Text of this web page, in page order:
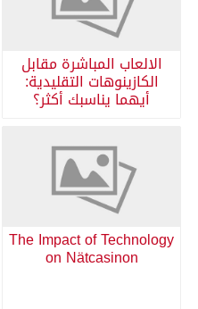
الالعاب المباشرة مقابل
الكازينوهات التقليدية:
أيهما يناسبك أكثر؟
The Impact of Technology
on Nätcasinon